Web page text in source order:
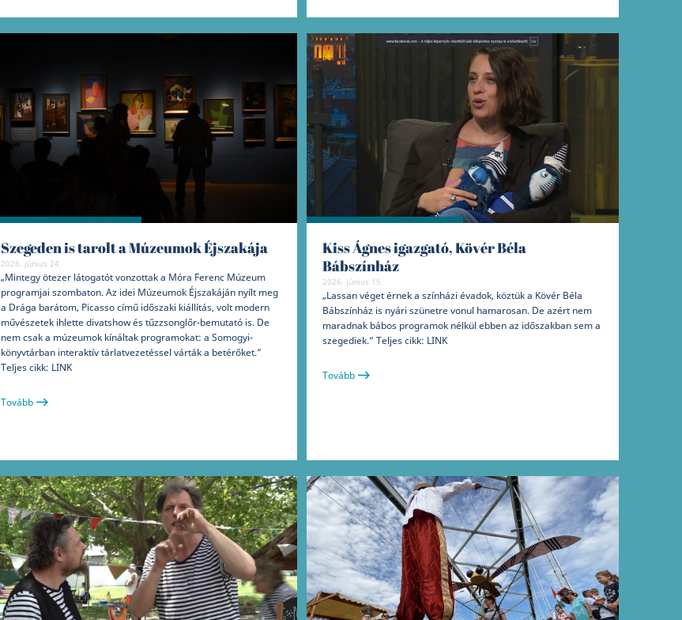
Szegeden is tarolt a Múzeumok Éjszakája
2026. június 24
„Mintegy ötezer látogatót vonzottak a Móra Ferenc Múzeum
programjai szombaton. Az idei Múzeumok Éjszakáján nyílt meg
a Drága barátom, Picasso című időszaki kiállítás, volt modern
művészetek ihlette divatshow és tűzzsonglőr-bemutató is. De
nem csak a múzeumok kínáltak programokat: a Somogyi-
könyvtárban interaktív tárlatvezetéssel várták a betérőket.”
Teljes cikk: LINK
Tovább
Kiss Ágnes igazgató, Kövér Béla
Bábszínház
2026. június 15
„Lassan véget érnek a színházi évadok, köztük a Kövér Béla
Bábszínház is nyári szünetre vonul hamarosan. De azért nem
maradnak bábos programok nélkül ebben az időszakban sem a
szegediek.” Teljes cikk: LINK
Tovább